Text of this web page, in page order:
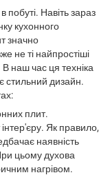
побуті. Навіть зараз
кухонного
значно
не ті найпростіші
наш час ця техніка
стильний дизайн.
плит.
Як правило,
наявність
цьому духова
нагрівом.